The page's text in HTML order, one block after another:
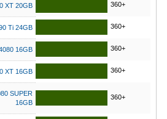
XT 20GB 360+
Ti 24GB 360+
16GB 360+
XT 16GB 360+
SUPER
16GB
360+